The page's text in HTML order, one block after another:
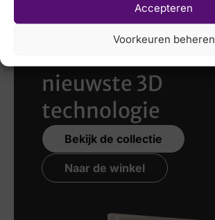
Accepteren
Voorkeuren beheren
Laat uw voeten
nieuwste 3D
technologie
Bekijk de collectie
Naar de winkel